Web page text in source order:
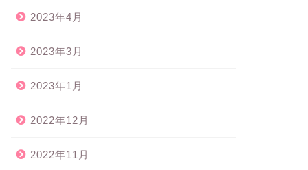
2023年4月
2023年3月
2023年1月
2022年12月
2022年11月